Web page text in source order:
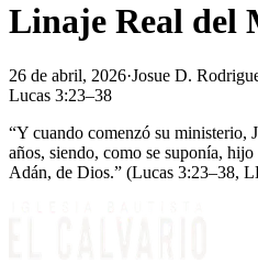
Linaje Real del
26 de abril, 2026·Josue D.
Lucas 3:23–38
“Y cuando comenzó su ministerio,
años, siendo, como se suponía,
Adán, de Dios.” (Lucas 3:23–38,